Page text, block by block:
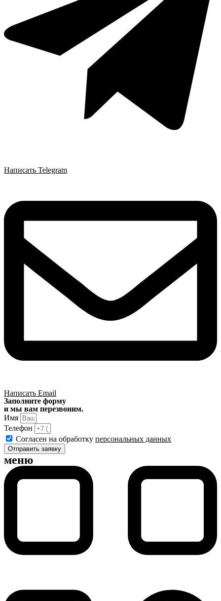
Написать Telegram
Написать Email
Заполните форму
и мы вам перезвоним.
Имя
Телефон
Согласен на обработку персональных данных
Отправить заявку
меню